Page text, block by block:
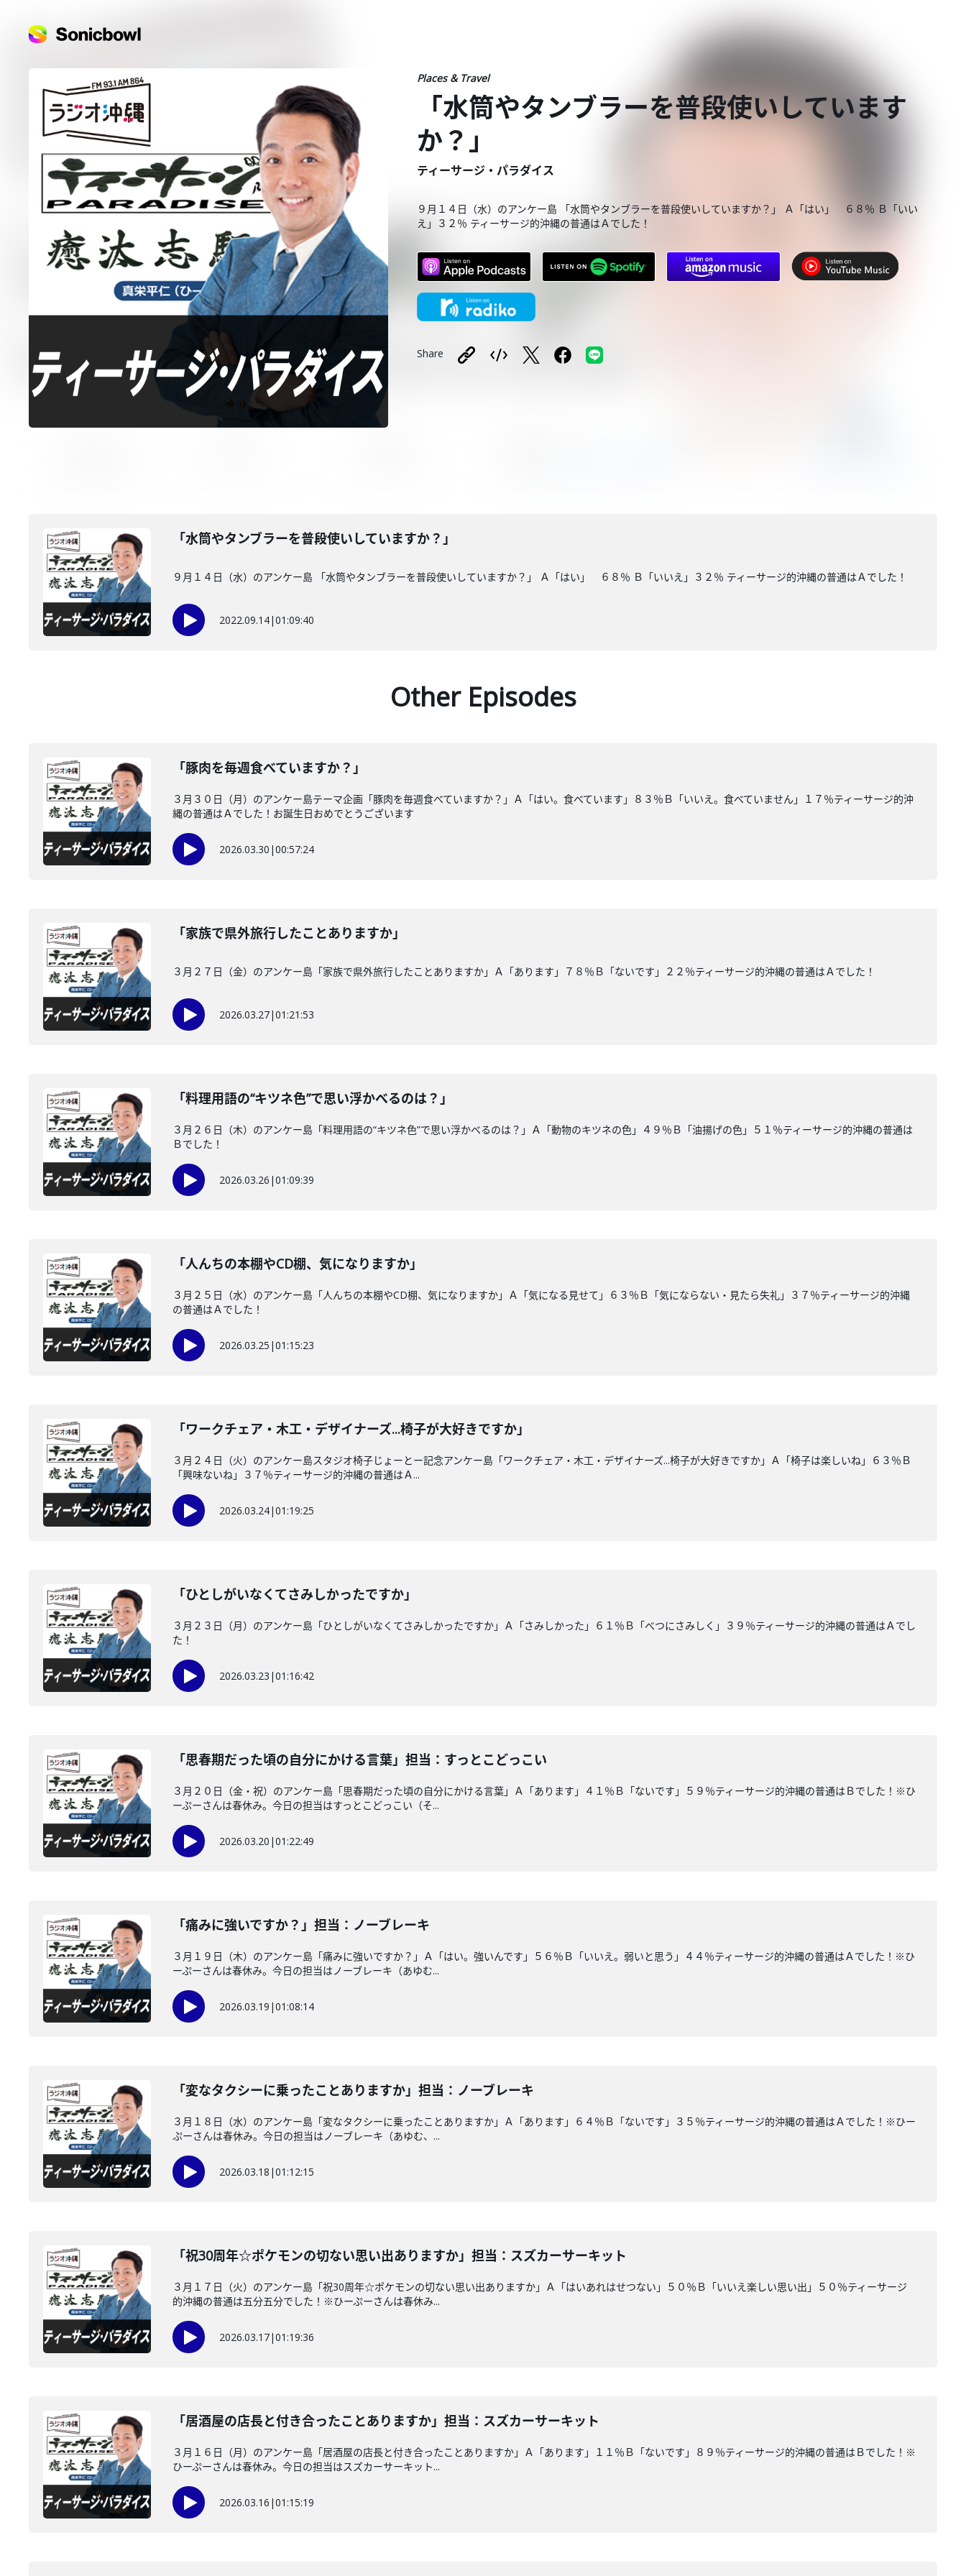
Places & Travel
「水筒やタンブラーを普段使いしています
か？」
ティーサージ・パラダイス
９月１４日（水）のアンケー島 「水筒やタンブラーを普段使いしていますか？」 Ａ「はい」 ６８％ Ｂ「いい
え」３２％ ティーサージ的沖縄の普通はＡでした！
Share
「水筒やタンブラーを普段使いしていますか？」
９月１４日（水）のアンケー島 「水筒やタンブラーを普段使いしていますか？」 Ａ「はい」 ６８％ Ｂ「いいえ」３２％ ティーサージ的沖縄の普通はＡでした！
2022.09.14|01:09:40
Other Episodes
「豚肉を毎週食べていますか？」
３月３０日（月）のアンケー島テーマ企画「豚肉を毎週食べていますか？」Ａ「はい。食べています」８３％Ｂ「いいえ。食べていません」１７％ティーサージ的沖
縄の普通はＡでした！お誕生日おめでとうございます
2026.03.30 |00:57:24
「家族で県外旅行したことありますか」
３月２７日（金）のアンケー島「家族で県外旅行したことありますか」Ａ「あります」７８％Ｂ「ないです」２２％ティーサージ的沖縄の普通はＡでした！
2026.03.27|01:21:53
「料理用語の“キツネ色”で思い浮かべるのは？」
３月２６日（木）のアンケー島「料理用語の“キツネ色”で思い浮かべるのは？」Ａ「動物のキツネの色」４９％Ｂ「油揚げの色」５１％ティーサージ的沖縄の普通は
Ｂでした！
2026.03.26 |01:09:39
「人んちの本棚やCD棚、気になりますか」
３月２５日（水）のアンケー島「人んちの本棚やCD棚、気になりますか」Ａ「気になる見せて」６３％Ｂ「気にならない・見たら失礼」３７％ティーサージ的沖縄
の普通はＡでした！
2026.03.25 |01:15:23
「ワークチェア・木工・デザイナーズ...椅子が大好きですか」
３月２４日（火）のアンケー島スタジオ椅子じょーとー記念アンケー島「ワークチェア・木工・デザイナーズ...椅子が大好きですか」Ａ「椅子は楽しいね」６３％Ｂ
「興味ないね」３７％ティーサージ的沖縄の普通はＡ...
2026.03.24|01:19:25
「ひとしがいなくてさみしかったですか」
３月２３日（月）のアンケー島「ひとしがいなくてさみしかったですか」Ａ「さみしかった」６１％Ｂ「べつにさみしく」３９％ティーサージ的沖縄の普通はＡでし
た！
2026.03.23 |01:16:42
「思春期だった頃の自分にかける言葉」担当：すっとこどっこい
３月２０日（金・祝）のアンケー島「思春期だった頃の自分にかける言葉」Ａ「あります」４１％Ｂ「ないです」５９％ティーサージ的沖縄の普通はＢでした！※ひ
ーぷーさんは春休み。今日の担当はすっとこどっこい（そ...
2026.03.20 |01:22:49
「痛みに強いですか？」担当：ノーブレーキ
３月１９日（木）のアンケー島「痛みに強いですか？」Ａ「はい。強いんです」５６％Ｂ「いいえ。弱いと思う」４４％ティーサージ的沖縄の普通はＡでした！※ひ
ーぷーさんは春休み。今日の担当はノーブレーキ（あゆむ...
2026.03.19 |01:08:14
「変なタクシーに乗ったことありますか」担当：ノーブレーキ
３月１８日（水）のアンケー島「変なタクシーに乗ったことありますか」Ａ「あります」６４％Ｂ「ないです」３５％ティーサージ的沖縄の普通はＡでした！※ひー
ぷーさんは春休み。今日の担当はノーブレーキ（あゆむ、...
2026.03.18 |01:12:15
「祝30周年☆ポケモンの切ない思い出ありますか」担当：スズカーサーキット
３月１７日（火）のアンケー島「祝30周年☆ポケモンの切ない思い出ありますか」Ａ「はいあれはせつない」５０％Ｂ「いいえ楽しい思い出」５０％ティーサージ
的沖縄の普通は五分五分でした！※ひーぷーさんは春休み...
2026.03.17|01:19:36
「居酒屋の店長と付き合ったことありますか」担当：スズカーサーキット
３月１６日（月）のアンケー島「居酒屋の店長と付き合ったことありますか」Ａ「あります」１１％Ｂ「ないです」８９％ティーサージ的沖縄の普通はＢでした！※
ひーぷーさんは春休み。今日の担当はスズカーサーキット...
2026.03.16 |01:15:19